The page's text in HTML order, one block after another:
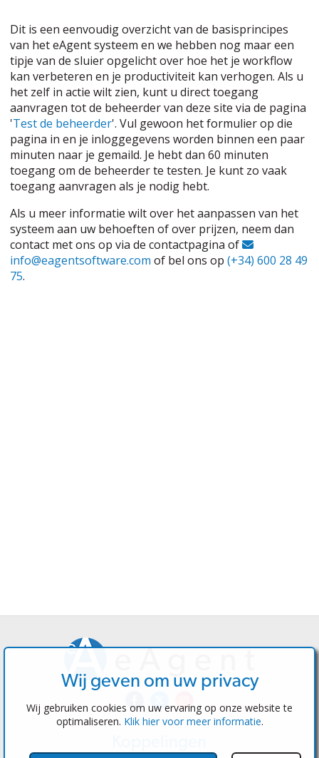
Dit is een eenvoudig overzicht van de basisprincipes
van het eAgent systeem en we hebben nog maar een
tipje van de sluier opgelicht over hoe het je workflow
kan verbeteren en je productiviteit kan verhogen. Als u
het zelf in actie wilt zien, kunt u direct toegang
aanvragen tot de beheerder van deze site via de pagina
'Test de beheerder'. Vul gewoon het formulier op die
pagina in en je inloggegevens worden binnen een paar
minuten naar je gemaild. Je hebt dan 60 minuten
toegang om de beheerder te testen. Je kunt zo vaak
toegang aanvragen als je nodig hebt.
Als u meer informatie wilt over het aanpassen van het
systeem aan uw behoeften of over prijzen, neem dan
contact met ons op via de contactpagina of
info@eagentsoftware.com of bel ons op(+34) 600 28 49
75.
Wij geven om uw privacy
Wij gebruiken cookies om uw ervaring op onze website te
optimaliseren. Klik hier voor meer informatie.